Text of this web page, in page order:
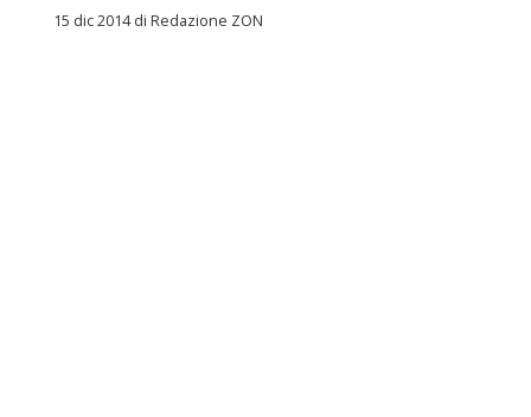
15 dic 2014 di Redazione ZON